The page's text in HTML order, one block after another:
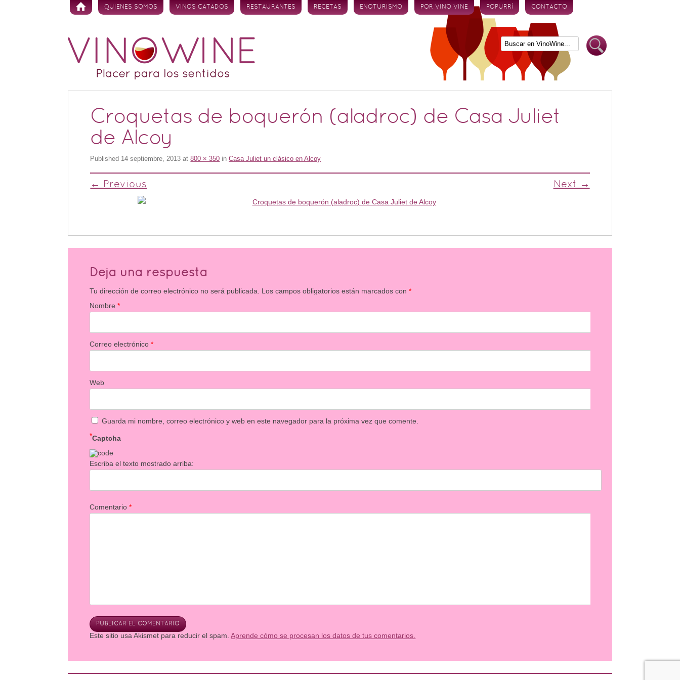
Skip to content
QUIENES SOMOS VINOS CATADOS RESTAURANTES RECETAS ENOTURISMO POR VINO VINE POPURRÍ CONTACTO
Croquetas de boquerón (aladroc) de Casa Juliet
de Alcoy
Published 14 septiembre, 2013 at800 × 350 inCasa Juliet un clásico en Alcoy
← Previous Next →
Deja una respuesta
Tu dirección de correo electrónico no será publicada. Los campos obligatorios están marcados con*
Nombre*
Correo electrónico*
Web
Guarda mi nombre, correo electrónico y web en este navegador para la próxima vez que comente.
Captcha
*
Escriba el texto mostrado arriba:
Comentario*
Este sitio usa Akismet para reducir el spam.Aprende cómo se procesan los datos de tus comentarios.